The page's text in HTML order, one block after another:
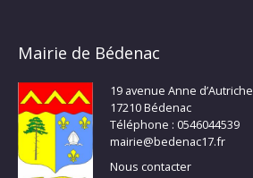
Mairie de Bédenac
19 avenue Anne d’Autriche
17210 Bédenac
Téléphone : 0546044539
mairie@bedenac17.fr
Nous contacter